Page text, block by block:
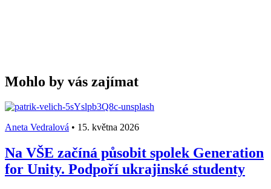
Mohlo by vás zajímat
Aneta Vedralová • 15. května 2026
Na VŠE začíná působit spolek Generation
for Unity. Podpoří ukrajinské studenty